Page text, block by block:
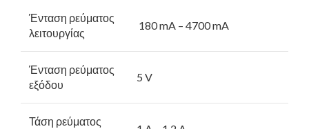
Ένταση ρεύματος
λειτουργίας
180 mA – 4700 mA
Ένταση ρεύματος
εξόδου
5 V
Τάση ρεύματος